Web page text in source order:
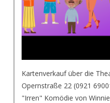
Kartenverkauf über die
Opernstraße 22 (0921
"Irren" Komödie von